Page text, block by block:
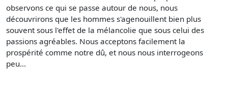
observons ce qui se passe autour de nous, nous
découvrirons que les hommes s'agenouillent bien plus
souvent sous l'effet de la mélancolie que sous celui des
passions agréables. Nous acceptons facilement la
prospérité comme notre dû, et nous nous interrogeons
peu...